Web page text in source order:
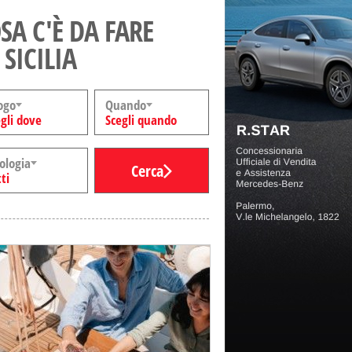
C'È DA FARE
dove
Quando
Scegli quando
Cerca